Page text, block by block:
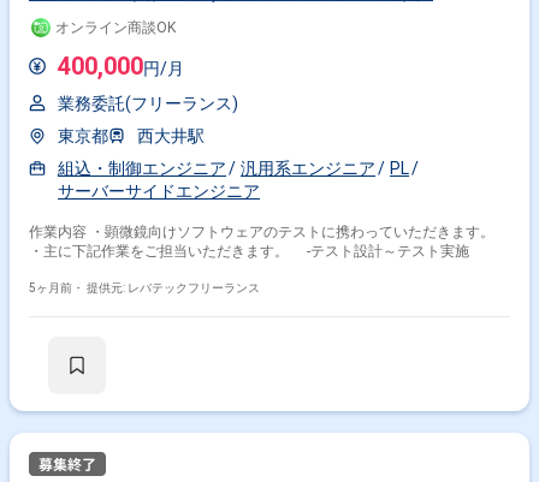
オンライン商談OK
400,000円/月
業務委託(フリーランス)
東京都
西大井駅
組込・制御エンジニア
汎用系エンジニア
PL
サーバーサイドエンジニア
作業内容 ・顕微鏡向けソフトウェアのテストに携わっていただきます。
・主に下記作業をご担当いただきます。 -テスト設計～テスト実施
5ヶ月前・ 提供元: レバテックフリーランス